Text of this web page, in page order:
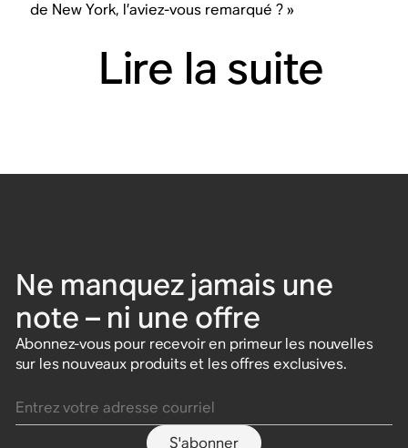
de New York, l’aviez-vous remarqué ? »
Lire la suite
Ne manquez jamais une
note – ni une offre
Abonnez-vous pour recevoir en primeur les nouvelles
sur les nouveaux produits et les offres exclusives.
S'abonner